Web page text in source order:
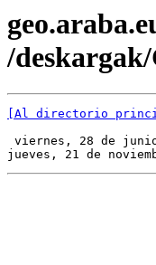
/deskargak/
[Al directorio
viernes, 28 de
jueves, 21 de